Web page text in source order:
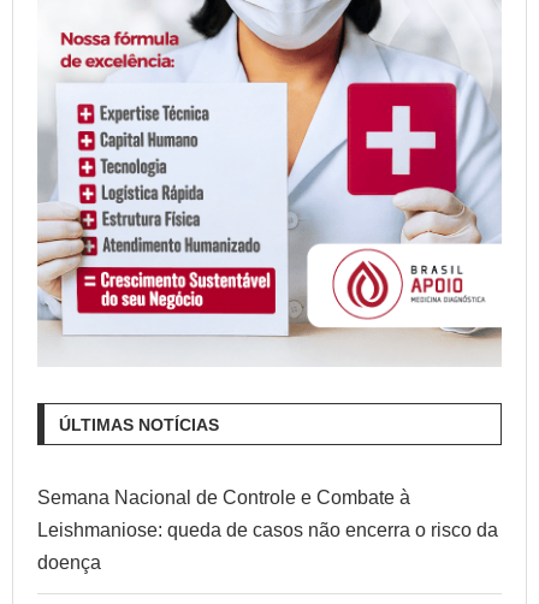
ÚLTIMAS NOTÍCIAS
Semana Nacional de Controle e Combate à
Leishmaniose: queda de casos não encerra o risco da
doença